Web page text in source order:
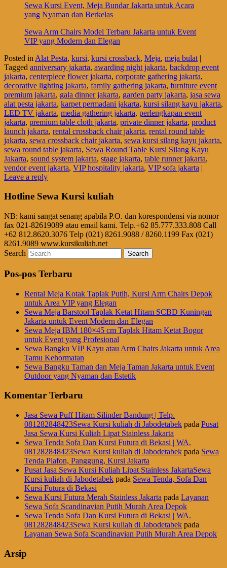
Sewa Kursi Event, Meja Bundar Jakarta untuk Acara
yang Nyaman dan Berkelas
Sewa Arm Chairs Model Terbaru Jakarta untuk Event
VIP yang Modern dan Elegan
Posted in Alat Pesta, kursi, kursi crossback, Meja, meja bulat |
Tagged anniversary jakarta, awarding night jakarta, backdrop event
jakarta, centerpiece flower jakarta, corporate gathering jakarta,
decorative lighting jakarta, family gathering jakarta, furniture event
premium jakarta, gala dinner jakarta, garden party jakarta, jasa sewa
alat pesta jakarta, karpet permadani jakarta, kursi silang kayu jakarta,
LED TV jakarta, media gathering jakarta, perlengkapan event
jakarta, premium table cloth jakarta, private dinner jakarta, product
launch jakarta, rental crossback chair jakarta, rental round table
jakarta, sewa crossback chair jakarta, sewa kursi silang kayu jakarta,
sewa round table jakarta, Sewa Round Table Kursi Silang Kayu
Jakarta, sound system jakarta, stage jakarta, table runner jakarta,
vendor event jakarta, VIP hospitality jakarta, VIP sofa jakarta |
Leave a reply
Hotline Sewa Kursi kuliah
NB: kami sangat senang apabila P.O. dan korespondensi via nomor
fax 021-82619089 atau email kami. Telp.+62 85.777.333.808 Call
+62 812.8620.3076 Telp (021) 8261.9088 / 8260.1199 Fax (021)
8261.9089 www.kursikuliah.net
Search
Pos-pos Terbaru
Rental Meja Kotak Taplak Putih, Kursi Arm Chairs Depok
untuk Area VIP yang Elegan
Sewa Meja Barstool Taplak Ketat Hitam SCBD Kuningan
Jakarta untuk Event Modern dan Elegan
Sewa Meja IBM 180×45 cm Taplak Hitam Ketat Bogor
untuk Event yang Profesional
Sewa Bangku VIP Kayu atau Arm Chairs Jakarta untuk Area
Tamu Kehormatan
Sewa Bangku Taman dan Meja Taman Jakarta untuk Event
Outdoor yang Nyaman dan Estetik
Komentar Terbaru
Jasa Sewa Puff Hitam Silinder Bandung | Telp.
081282848423Sewa Kursi kuliah di Jabodetabek pada Pusat
Jasa Sewa Kursi Kuliah Lipat Stainless Jakarta
Sewa Tenda Sofa Dan Kursi Futura di Bekasi | WA.
081282848423Sewa Kursi kuliah di Jabodetabek pada Sewa
Tenda Plafon, Panggung, Kursi Jakarta
Pusat Jasa Sewa Kursi Kuliah Lipat Stainless JakartaSewa
Kursi kuliah di Jabodetabek pada Sewa Tenda, Sofa Dan
Kursi Futura di Bekasi
Sewa Kursi Futura Merah Stainless Jakarta pada Layanan
Sewa Sofa Scandinavian Putih Murah Area Depok
Sewa Tenda Sofa Dan Kursi Futura di Bekasi | WA.
081282848423Sewa Kursi kuliah di Jabodetabek pada
Layanan Sewa Sofa Scandinavian Putih Murah Area Depok
Arsip